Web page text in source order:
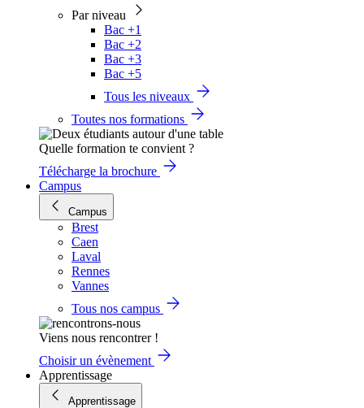
Par niveau
Bac +1
Bac +2
Bac +3
Bac +5
Tous les niveaux
Toutes nos formations
Quelle formation te convient ?
Télécharge la brochure
Campus
Campus
Brest
Caen
Laval
Rennes
Vannes
Tous nos campus
Viens nous rencontrer !
Choisir un évènement
Apprentissage
Apprentissage